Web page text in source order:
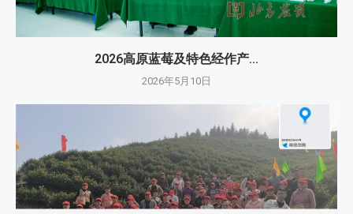
2026高原蓝莓及特色经作产...
2026年5月10日